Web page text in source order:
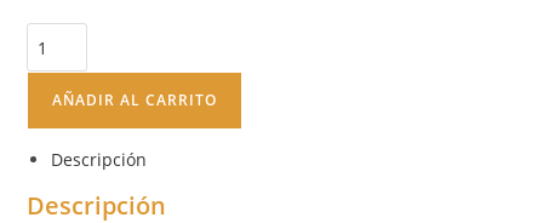
AÑADIR AL CARRITO
Descripción
Descripción